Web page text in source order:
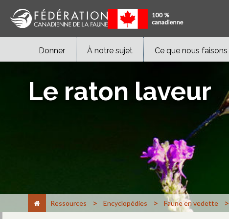
Donner À notre sujet Ce que nous faisons
Le raton laveur
Ressources > Encyclopédies > Faune en vedette >